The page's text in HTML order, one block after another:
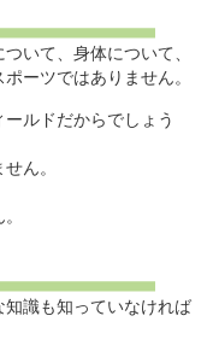
いて、身体について、
ーツではありません。
ルドだからでしょう
ん。
識も知っていなければ